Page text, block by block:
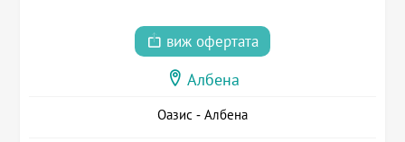
виж офертата
Албена
Оазис - Албена